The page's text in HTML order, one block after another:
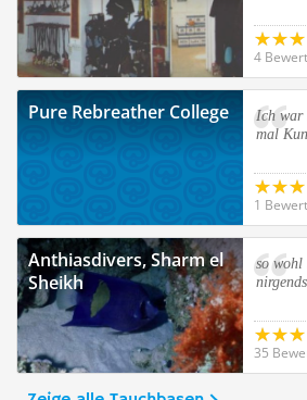
4
Pure Rebreather College
Ich war
mal
1
Anthiasdivers, Sharm el
Sheikh
so wohl
35